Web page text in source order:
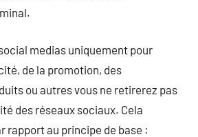
medias uniquement pour
de la promotion, des
ou autres vous ne retirerez pas
des réseaux sociaux. Cela
rapport au principe de base :